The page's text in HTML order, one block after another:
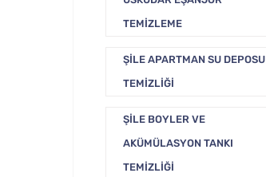
TEMIZLEME
ŞILE APARTMAN SU DEPOSU
TEMIZLIĞI
ŞILE BOYLER VE
AKÜMÜLASYON TANKI
TEMIZLIĞI